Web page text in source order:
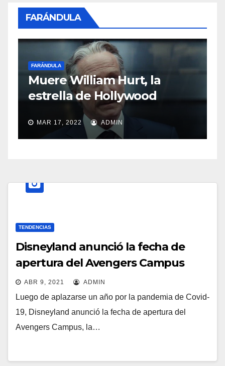
FARÁNDULA
FARÁNDULA
Muere William Hurt, la
estrella de Hollywood
MAR 17, 2022 ADMIN
TENDENCIAS
Disneyland anunció la fecha de
apertura del Avengers Campus
ABR 9, 2021 ADMIN
Luego de aplazarse un año por la pandemia de Covid-
19, Disneyland anunció la fecha de apertura del
Avengers Campus, la…